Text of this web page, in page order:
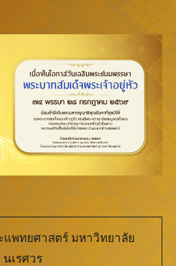
แพทยศาสตร์ มหาวิทยาลัย
นเรศวร